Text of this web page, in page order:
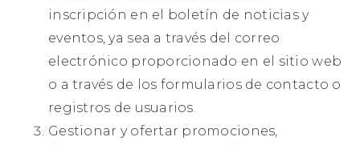
inscripción en el boletín de noticias y
eventos, ya sea a través del correo
electrónico proporcionado en el sitio web
o a través de los formularios de contacto o
registros de usuarios.
Gestionar y ofertar promociones,